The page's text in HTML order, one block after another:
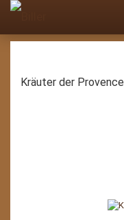
Kräuter der Provence